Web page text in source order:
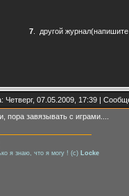
7 другой журнал(напишите
Четверг, 07.05.2009, 17:39 |
пора завязывать с играми....
я знаю, что я могу ! (с) Locke